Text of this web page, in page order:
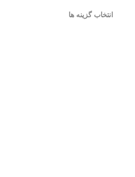
انتخاب گزینه ها